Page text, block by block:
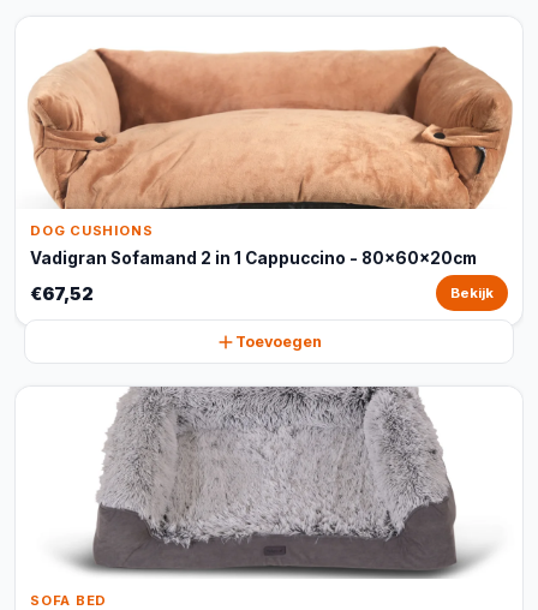
DOG CUSHIONS
Vadigran Sofamand 2 in 1 Cappuccino - 80x60x20cm
€67,52 Bekijk
Toevoegen
SOFA BED